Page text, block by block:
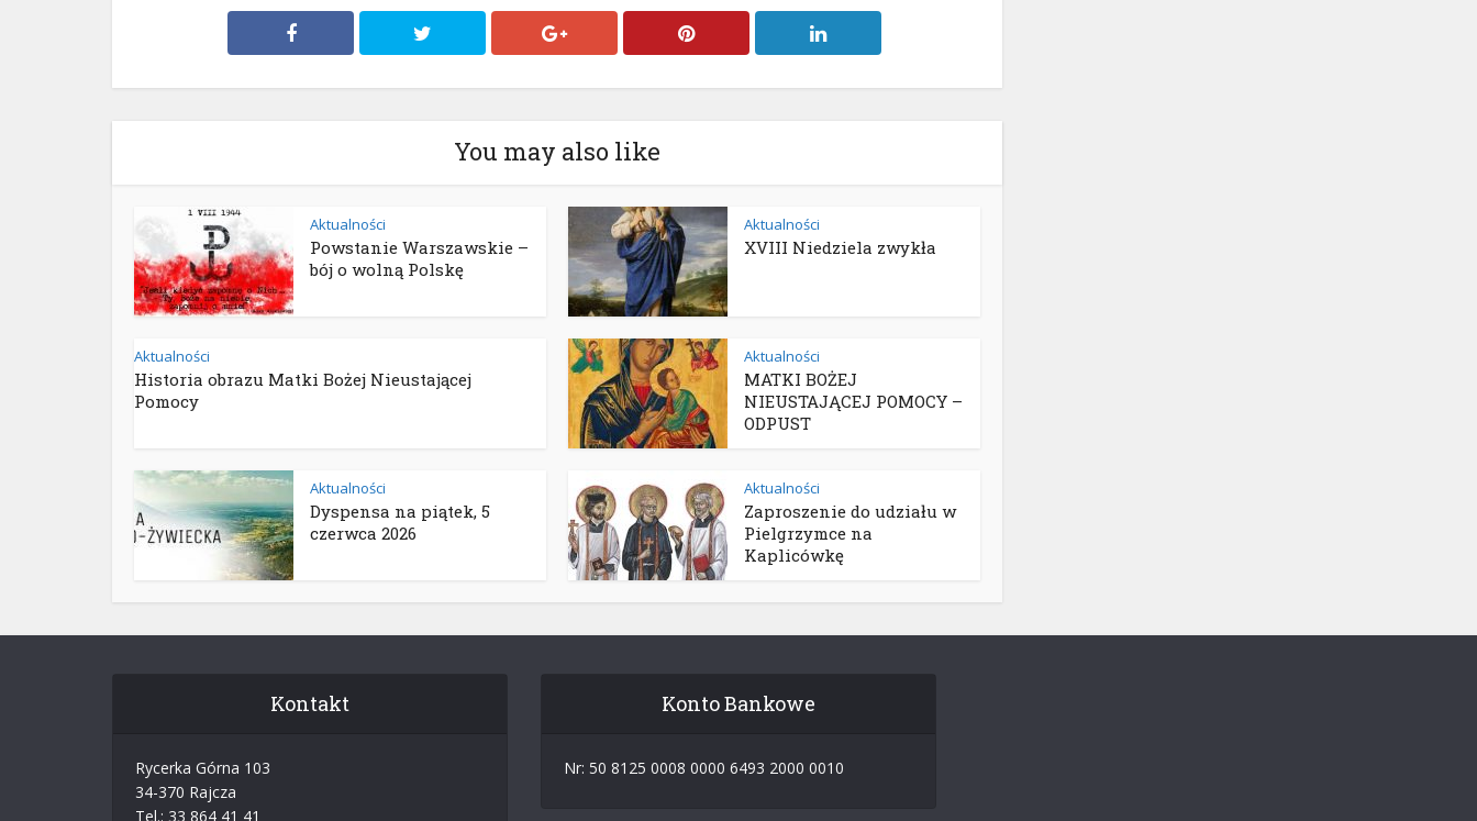
You may also like
Aktualności
Powstanie Warszawskie –
bój o wolną Polskę
Aktualności
XVIII Niedziela zwykła
Aktualności
Historia obrazu Matki Bożej Nieustającej
Pomocy
Aktualności
MATKI BOŻEJ
NIEUSTAJĄCEJ POMOCY –
ODPUST
Aktualności
Dyspensa na piątek, 5
czerwca 2026
Aktualności
Zaproszenie do udziału w
Pielgrzymce na
Kaplicówkę
Kontakt
Rycerka Górna 103
34-370 Rajcza
Tel.: 33 864 41 41
Konto Bankowe
Nr: 50 8125 0008 0000 6493 2000 0010